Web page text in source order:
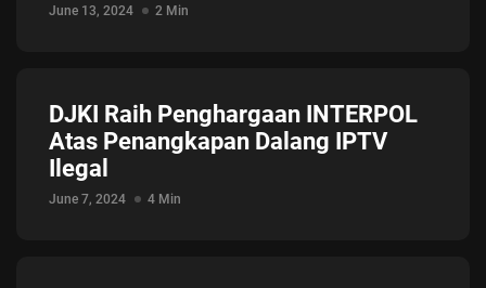
July 22, 2026
June 13, 2024 2 Min
DJKI Raih Penghargaan INTERPOL
Atas Penangkapan Dalang IPTV
Ilegal
June 7, 2024 4 Min